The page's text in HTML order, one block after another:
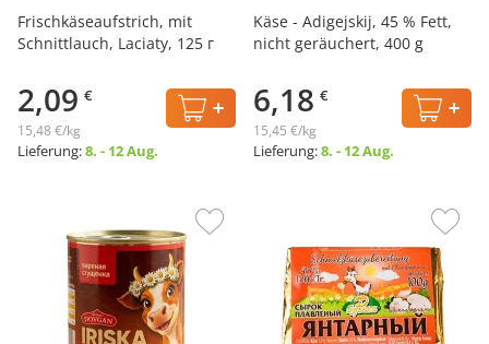
Frischkäseaufstrich, mit
Schnittlauch, Laciaty, 125 г
2,09 €
15,48 €/kg
Lieferung:8. - 12 Aug.
Käse - Adigejskij, 45 % Fett,
nicht geräuchert, 400 g
6,18 €
15,45 €/kg
Lieferung:8. - 12 Aug.